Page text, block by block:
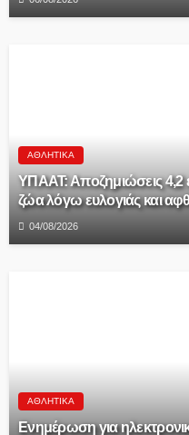
ΑΘΛΗΤΙΚΆ
ΥΠΑΑΤ: Αποζημιώσεις 4,2
ζώα λόγω ευλογιάς και
04/08/2026
ΑΘΛΗΤΙΚΆ
Ενημέρωση για